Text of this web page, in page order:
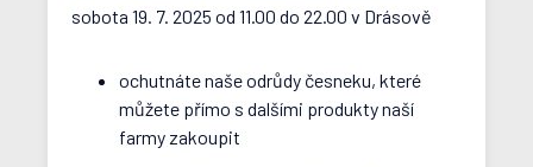
sobota 19. 7. 2025 od 11.00 do 22.00 v Drásově
ochutnáte naše odrůdy česneku, které
můžete přímo s dalšími produkty naší
farmy zakoupit